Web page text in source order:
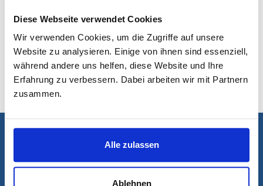
Diese Webseite verwendet Cookies
Wir verwenden Cookies, um die Zugriffe auf unsere
Website zu analysieren. Einige von ihnen sind essenziell,
während andere uns helfen, diese Website und Ihre
Erfahrung zu verbessern. Dabei arbeiten wir mit Partnern
zusammen.
Alle zulassen
Ablehnen
Coaching & Hilfe
Unsere Experten